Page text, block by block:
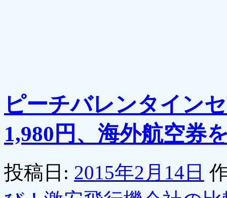
ピーチバレンタイン
1,980円、海外航空券
投稿日: 2015年2月14日